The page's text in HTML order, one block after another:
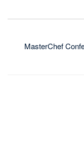
MasterChef